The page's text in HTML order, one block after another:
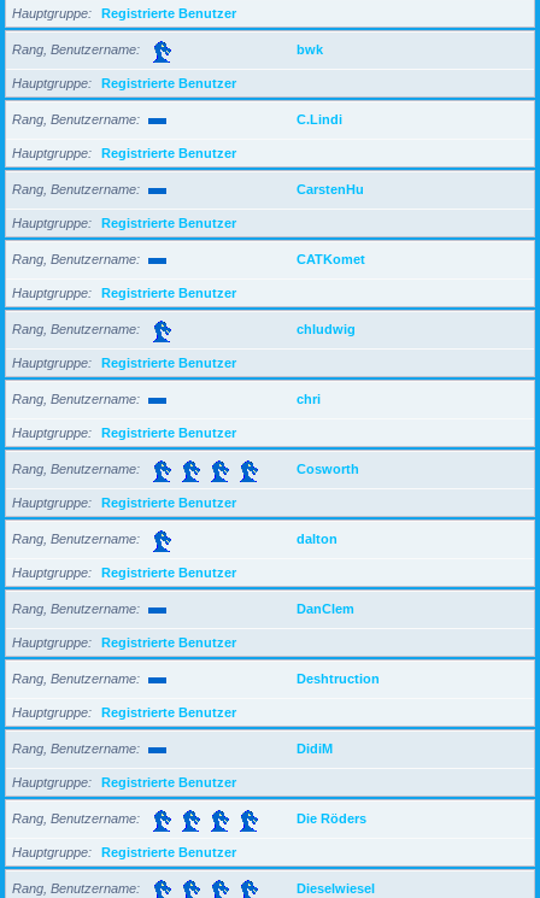
Hauptgruppe Registrierte Benutzer
Rang, Benutzername bwk
Hauptgruppe Registrierte Benutzer
Rang, Benutzername C.Lindi
Hauptgruppe Registrierte Benutzer
Rang, Benutzername CarstenHu
Hauptgruppe Registrierte Benutzer
Rang, Benutzername CATKomet
Hauptgruppe Registrierte Benutzer
Rang, Benutzername chludwig
Hauptgruppe Registrierte Benutzer
Rang, Benutzername chri
Hauptgruppe Registrierte Benutzer
Rang, Benutzername Cosworth
Hauptgruppe Registrierte Benutzer
Rang, Benutzername dalton
Hauptgruppe Registrierte Benutzer
Rang, Benutzername DanClem
Hauptgruppe Registrierte Benutzer
Rang, Benutzername Deshtruction
Hauptgruppe Registrierte Benutzer
Rang, Benutzername DidiM
Hauptgruppe Registrierte Benutzer
Rang, Benutzername Die Röders
Hauptgruppe Registrierte Benutzer
Rang, Benutzername Dieselwiesel